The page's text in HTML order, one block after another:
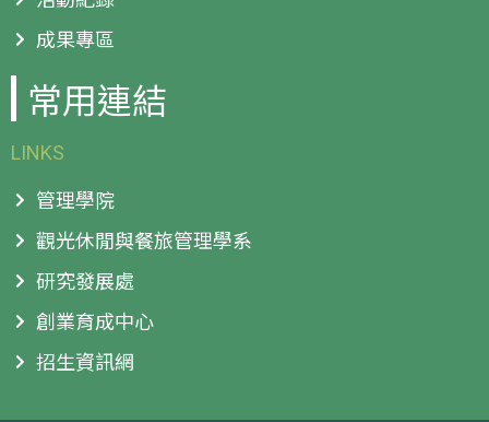
成果專區
常用連結
LINKS
管理學院
觀光休閒與餐旅管理學系
研究發展處
創業育成中心
招生資訊網